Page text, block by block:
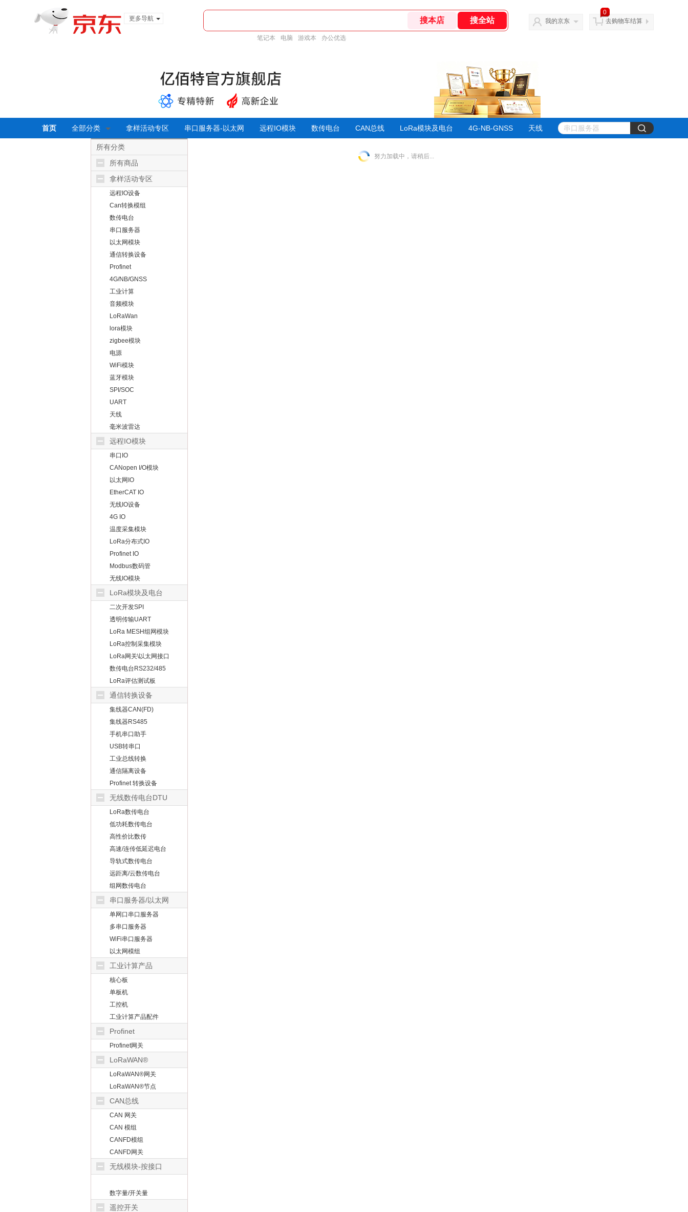
更多导航
笔记本 电脑 游戏本 办公优选
我的京东
0
去购物车结算
首页 全部分类 拿样活动专区 串口服务器-以太网 远程IO模块 数传电台 CAN总线 LoRa模块及电台 4G-NB-GNSS 天线
所有分类
所有商品
拿样活动专区
远程IO设备
Can转换模组
数传电台
串口服务器
以太网模块
通信转换设备
Profinet
4G/NB/GNSS
工业计算
音频模块
LoRaWan
lora模块
zigbee模块
电源
WiFi模块
蓝牙模块
SPI/SOC
UART
天线
毫米波雷达
远程IO模块
串口IO
CANopen I/O模块
以太网IO
EtherCAT IO
无线IO设备
4G IO
温度采集模块
LoRa分布式IO
Profinet IO
Modbus数码管
无线IO模块
LoRa模块及电台
二次开发SPI
透明传输UART
LoRa MESH组网模块
LoRa控制采集模块
LoRa网关\以太网接口
数传电台RS232/485
LoRa评估测试板
通信转换设备
集线器CAN(FD)
集线器RS485
手机串口助手
USB转串口
工业总线转换
通信隔离设备
Profinet 转换设备
无线数传电台DTU
LoRa数传电台
低功耗数传电台
高性价比数传
高速/连传低延迟电台
导轨式数传电台
远距离/云数传电台
组网数传电台
串口服务器/以太网
单网口串口服务器
多串口服务器
WiFi串口服务器
以太网模组
工业计算产品
核心板
单板机
工控机
工业计算产品配件
Profinet
Profinet网关
LoRaWAN®
LoRaWAN®网关
LoRaWAN®节点
CAN总线
CAN 网关
CAN 模组
CANFD模组
CANFD网关
无线模块-按接口
数字量/开关量
遥控开关
努力加载中，请稍后...